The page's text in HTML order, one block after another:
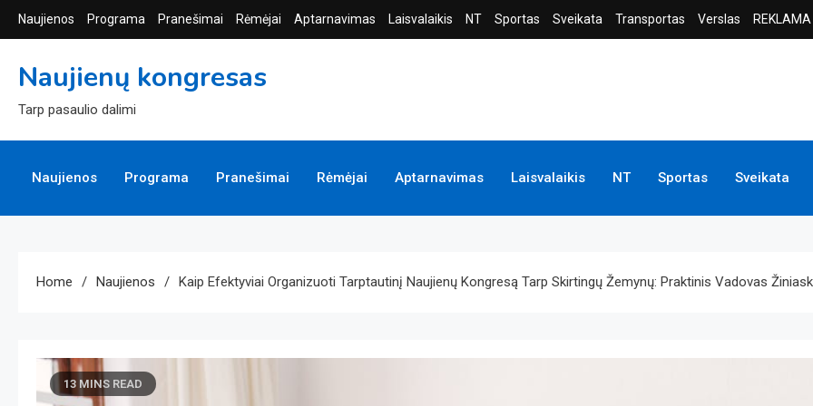
Skip
to
Naujienos Programa Pranešimai Rėmėjai Aptarnavimas Laisvalaikis NT Sportas Sveikata Transportas Verslas REKLAMA
Naujienų kongresas
Tarp pasaulio dalimi
Naujienos Programa Pranešimai Rėmėjai Aptarnavimas Laisvalaikis NT Sportas Sveikata
Home Naujienos Kaip Efektyviai Organizuoti Tarptautinį Naujienų Kongresą Tarp Skirtingų Žemynų: Praktinis Vadovas
13 MINS READ